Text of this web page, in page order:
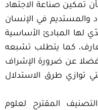
تمكين صناعة الاجتهاد
والمستديم في الإنسان
لها المبادئ الأساسية
كما يتطلب تشبعه
فضلا عن ضرورة الإشراف
توازي طرق الاستدلال
المقترح لعلوم